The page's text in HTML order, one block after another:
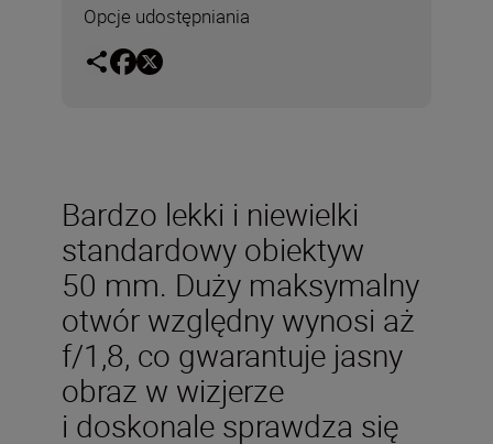
Opcje udostępniania
Bardzo lekki i niewielki
standardowy obiektyw
50 mm. Duży maksymalny
otwór względny wynosi aż
f/1,8, co gwarantuje jasny
obraz w wizjerze
i doskonale sprawdza się